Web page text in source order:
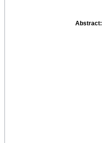
Abstract: